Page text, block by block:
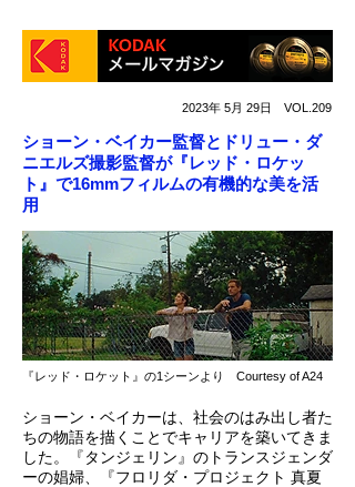
2023年 5月 29日 VOL.209
ショーン・ベイカー監督とドリュー・ダ
ニエルズ撮影監督が『レッド・ロケッ
ト』で16mmフィルムの有機的な美を活
用
『レッド・ロケット』の1シーンより Courtesy of A24
ショーン・ベイカーは、社会のはみ出し者た
ちの物語を描くことでキャリアを築いてきま
した。『タンジェリン』のトランスジェンダ
ーの娼婦、『フロリダ・プロジェクト 真夏